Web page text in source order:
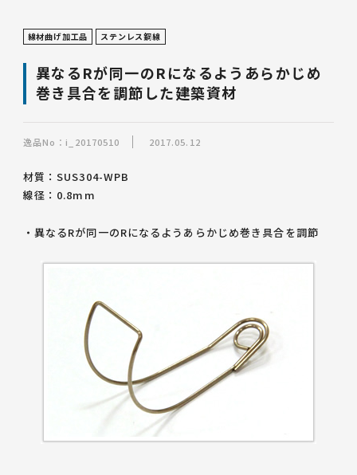
線材曲げ加工品 ステンレス鋼線
異なるRが同一のRになるようあらかじめ
巻き具合を調節した建築資材
逸品No：i_20170510 2017.05.12
材質：SUS304-WPB
線径：0.8mm
・異なるRが同一のRになるようあらかじめ巻き具合を調節